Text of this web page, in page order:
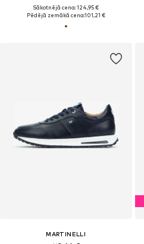
Sākotnējā cena: 124,95 €
Pēdējā zemākā cena:101,21 €
MARTINELLI